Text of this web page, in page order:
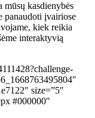
mūsų kasdienybės
panaudoti įvairiose
kiek reikia
interaktyvią
size=”5″
#000000″